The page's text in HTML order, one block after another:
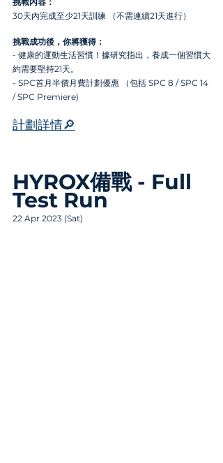
30天內完成至少21天訓練 （不需連續21天進行）
挑戰成功後，你將獲得：
- 健康的運動生活習慣！據研究指出，養成一個習慣大
約需要堅持21天。
- SPC首月半價月費計劃優惠 （包括 SPC 8 / SPC 14
/ SPC Premiere)
計劃詳情🔎
HYROX備戰 - Full
Test Run
22 Apr 2023 (Sat)